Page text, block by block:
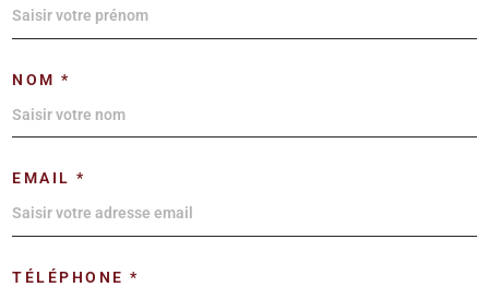
NOM *
EMAIL *
TÉLÉPHONE *